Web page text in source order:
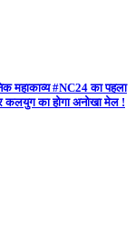
महाकाव्य #NC24 का पहला
कलयुग का होगा अनोखा मेल !